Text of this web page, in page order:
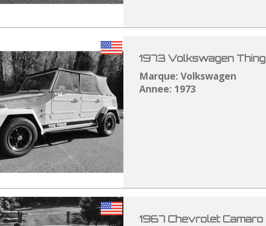
1973 Volkswagen Thing
Marque: Volkswagen
Annee: 1973
1967 Chevrolet Camaro